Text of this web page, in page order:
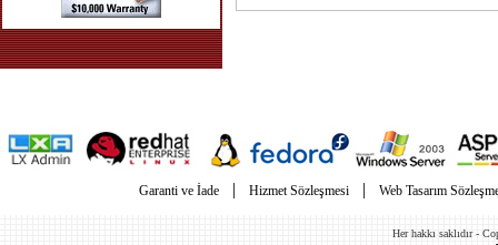
Garanti ve İade | Hizmet Sözleşmesi | Web Tasarım
Her hakkı saklıdır -